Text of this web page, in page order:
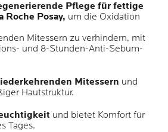
Pflege für fettige
Roche Posay, um die Oxidation
Mitessern zu verhindern, mit
und 8-Stunden-Anti-Sebum-
Mitessern und
Hautstruktur.
und bietet Komfort für
Tages.